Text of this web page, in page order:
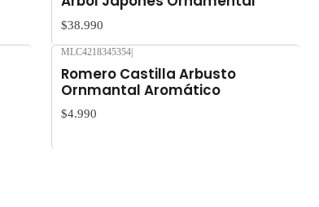
$38.990
MLC4218345354|
Romero Castilla Arbusto
Ornmantal Aromático
$4.990